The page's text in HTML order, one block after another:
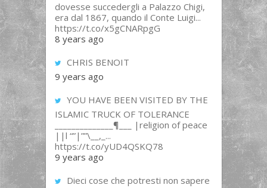
dovesse succedergli a Palazzo Chigi,
era dal 1867, quando il Conte Luigi...
https://t.co/x5gCNARpgG
8 years ago
CHRIS BENOIT
9 years ago
YOU HAVE BEEN VISITED BY THE
ISLAMIC TRUCK OF TOLERANCE
______________¶___ |religion of peace
||l “”|””\__,_...
https://t.co/yUD4QSKQ78
9 years ago
Dieci cose che potresti non sapere